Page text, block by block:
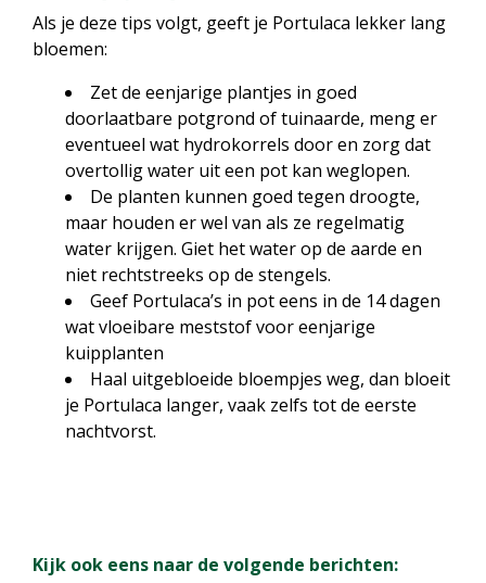
Als je deze tips volgt, geeft je Portulaca lekker lang
bloemen:
Zet de eenjarige plantjes in goed
doorlaatbare potgrond of tuinaarde, meng er
eventueel wat hydrokorrels door en zorg dat
overtollig water uit een pot kan weglopen.
De planten kunnen goed tegen droogte,
maar houden er wel van als ze regelmatig
water krijgen. Giet het water op de aarde en
niet rechtstreeks op de stengels.
Geef Portulaca’s in pot eens in de 14 dagen
wat vloeibare meststof voor eenjarige
kuipplanten
Haal uitgebloeide bloempjes weg, dan bloeit
je Portulaca langer, vaak zelfs tot de eerste
nachtvorst.
Kijk ook eens naar de volgende berichten: